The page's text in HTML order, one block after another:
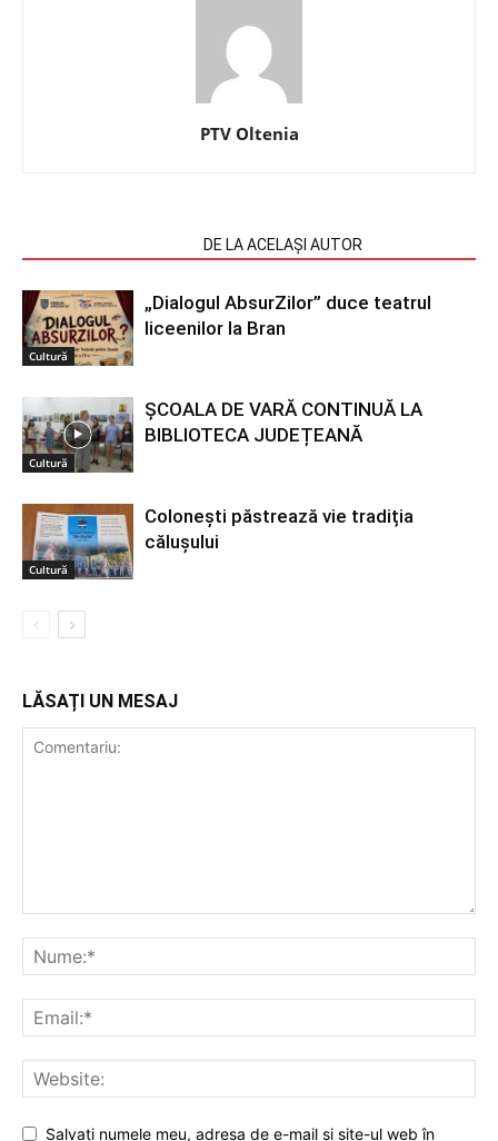
PTV Oltenia
DE LA ACELAȘI AUTOR
Cultură
„Dialogul AbsurZilor” duce teatrul
liceenilor la Bran
Cultură
ȘCOALA DE VARĂ CONTINUĂ LA
BIBLIOTECA JUDEȚEANĂ
Cultură
Colonești păstrează vie tradiția
călușului
LĂSAȚI UN MESAJ
Salvați numele meu, adresa de e-mail și site-ul web în